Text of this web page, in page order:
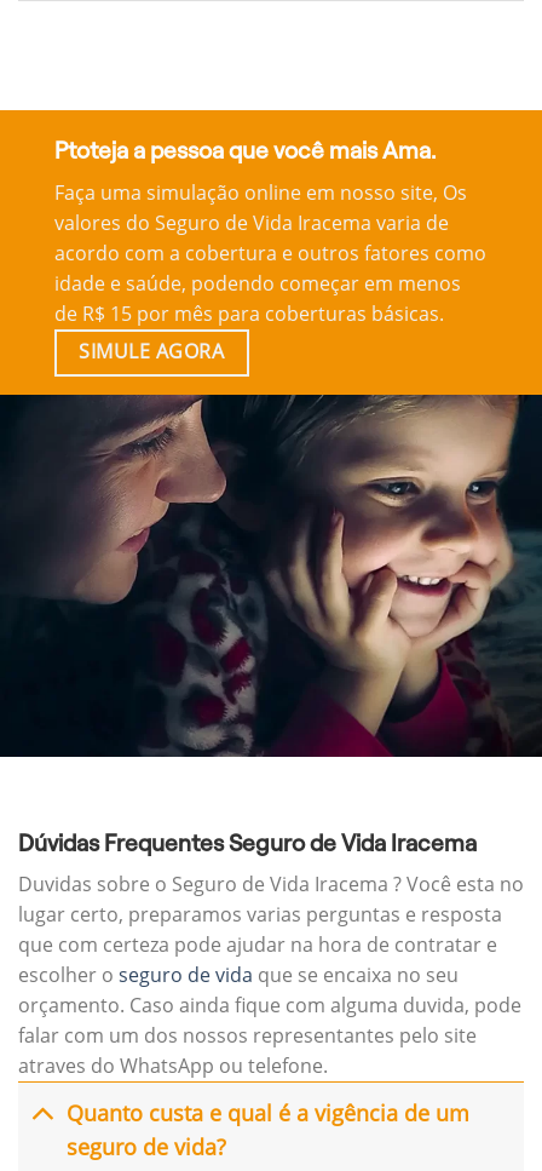
Ptoteja a pessoa que você mais Ama.
Faça uma simulação online em nosso site, Os
valores do Seguro de Vida Iracema varia de
acordo com a cobertura e outros fatores como
idade e saúde, podendo começar em menos
de R$ 15 por mês para coberturas básicas.
SIMULE AGORA
Dúvidas Frequentes Seguro de Vida Iracema
Duvidas sobre o Seguro de Vida Iracema ? Você esta no
lugar certo, preparamos varias perguntas e resposta
que com certeza pode ajudar na hora de contratar e
escolher o seguro de vida que se encaixa no seu
orçamento. Caso ainda fique com alguma duvida, pode
falar com um dos nossos representantes pelo site
atraves do WhatsApp ou telefone.
Quanto custa e qual é a vigência de um
seguro de vida?